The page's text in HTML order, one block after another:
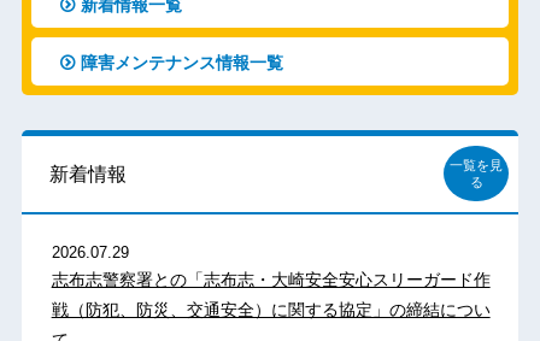
新着情報一覧
障害メンテナンス情報一覧
新着情報
一覧を見
る
2026.07.29
志布志警察署との「志布志・大崎安全安心スリーガード作
戦（防犯、防災、交通安全）に関する協定」の締結につい